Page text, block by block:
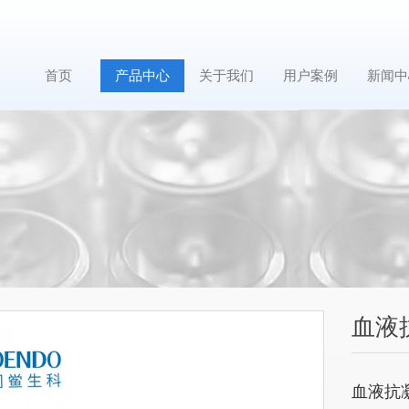
首页 产品中心 关于我们 用户案例 新闻
血液
血液抗